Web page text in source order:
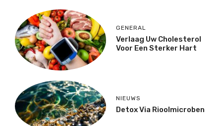
GENERAL
Verlaag Uw Cholesterol
Voor Een Sterker Hart
NIEUWS
Detox Via Rioolmicroben